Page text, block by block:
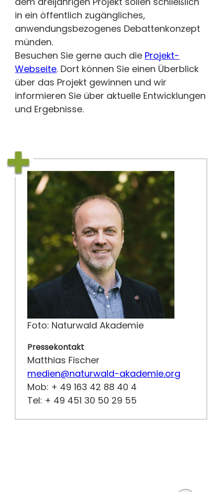
in ein öffentlich zugängliches,
anwendungsbezogenes Debattenkonzept
münden.
Besuchen Sie gerne auch die Projekt-
Webseite. Dort können Sie einen Überblick
über das Projekt gewinnen und wir
informieren Sie über aktuelle Entwicklungen
und Ergebnisse.
Foto: Naturwald Akademie
Pressekontakt
Matthias Fischer
medien@naturwald-akademie.org
Mob: + 49 163 42 88 40 4
Tel: + 49 451 30 50 29 55